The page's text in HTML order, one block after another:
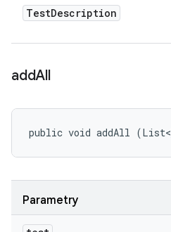
TestDescription
addAll
public void addAll (List<
Parametry